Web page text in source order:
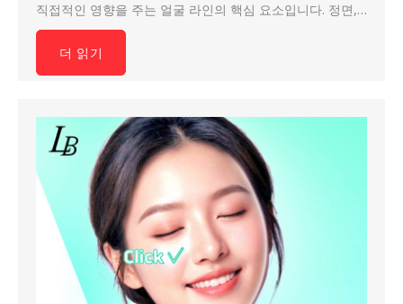
직접적인 영향을 주는 얼굴 라인의 핵심 요소입니다. 정면,…
더 읽기